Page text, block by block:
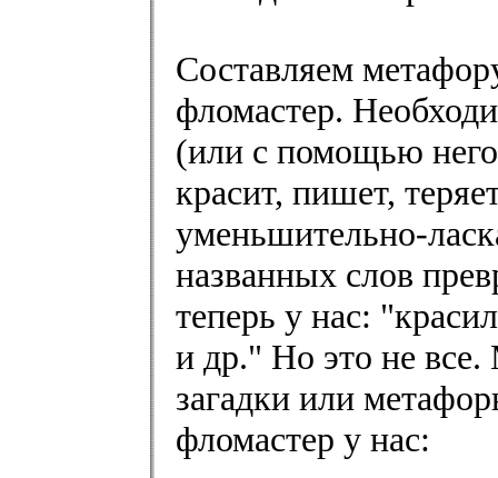
Составляем
фломастер.
(или с помощью
красит, пишет,
уменьшительно-
названных слов
теперь у нас:
и др." Но это не
загадки или
фломастер у нас: